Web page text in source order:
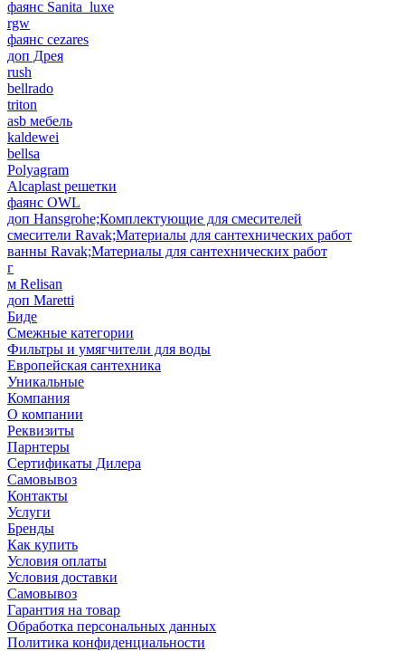
фаянс Sanita_luxe
rgw
фаянс cezares
доп Дрея
rush
bellrado
triton
asb мебель
kaldewei
bellsa
Polyagram
Alcaplast решетки
фаянс OWL
доп Hansgrohe;Комплектующие для смесителей
смесители Ravak;Материалы для сантехнических работ
ванны Ravak;Материалы для сантехнических работ
г
м Relisan
доп Maretti
Биде
Смежные категории
Фильтры и умягчители для воды
Европейская сантехника
Уникальные
Компания
О компании
Реквизиты
Парнтеры
Сертификаты Дилера
Самовывоз
Контакты
Услуги
Бренды
Как купить
Условия оплаты
Условия доставки
Самовывоз
Гарантия на товар
Обработка персональных данных
Политика конфиденциальности